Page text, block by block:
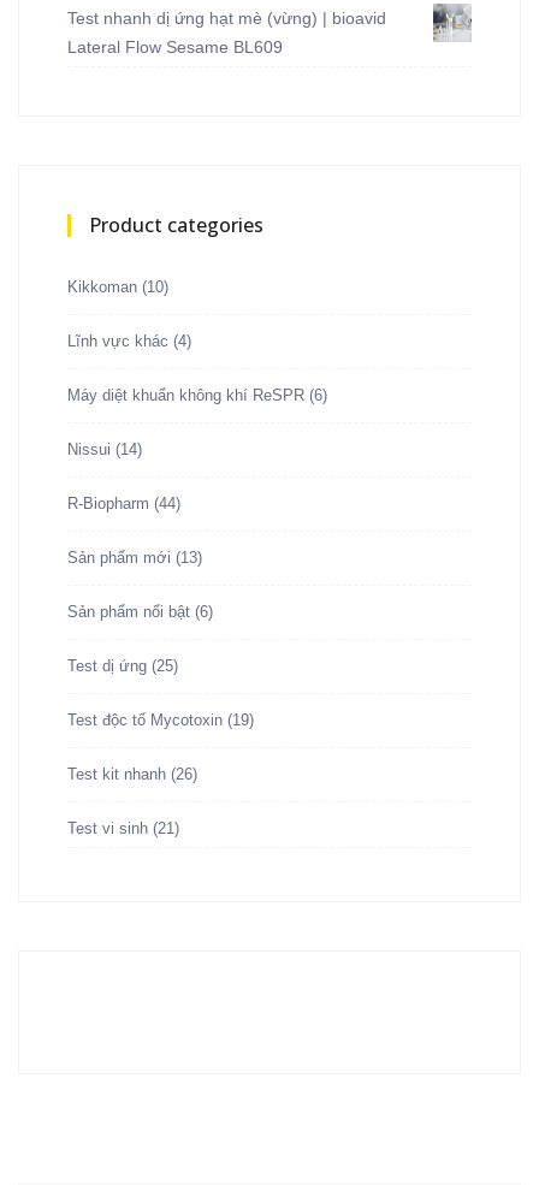
Test nhanh dị ứng hạt mè (vừng) | bioavid
Lateral Flow Sesame BL609
Product categories
Kikkoman (10)
Lĩnh vực khác (4)
Máy diệt khuẩn không khí ReSPR (6)
Nissui (14)
R-Biopharm (44)
Sản phẩm mới (13)
Sản phẩm nổi bật (6)
Test dị ứng (25)
Test độc tố Mycotoxin (19)
Test kit nhanh (26)
Test vi sinh (21)